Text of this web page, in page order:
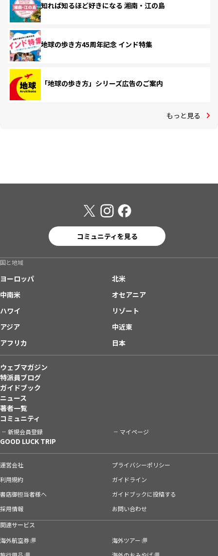
知れば知るほど好きになる 湘南・江の島
地球の歩き方45周年記念 インド特集
「地球の歩き方」シリーズ広告のご案内
もっと見る
コミュニティを見る
国と地域
ヨーロッパ
北米
中南米
オセアニア
ハワイ
リゾート
アジア
中近東
アフリカ
日本
ウェブマガジン
特派員ブログ
ガイドブック
ニュース
著者一覧
コミュニティ
新規会員登録 マイページ
GOOD LUCK TRIP
運営会社
プライバシーポリシー
利用規約
ガイドライン
書店御担当者様へ
ガイドブックに投稿する
採用情報
お問い合わせ
関連サービス
海外航空券
海外ツアー